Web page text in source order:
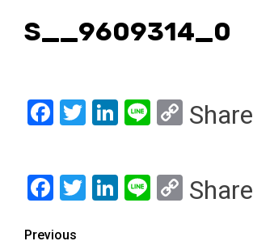
S__9609314_0
Facebook
Twitter
LinkedIn
LineCopy
Share
Facebook
Twitter
LinkedIn
LineCopy
Share
Previous